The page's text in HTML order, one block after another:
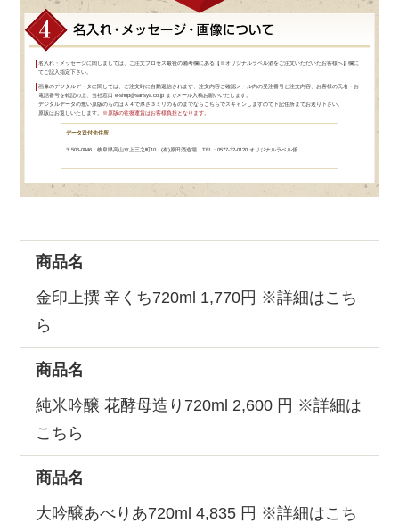
名入れ・メッセージに関しましては、ご注文プロセス最後の備考欄にある【※オリジナルラベル酒をご注文いただいたお客様へ】欄に
てご記入指定下さい。
画像のデジタルデータに関しては、ご注文時に自動返信されます、注文内容ご確認メール内の受注番号と注文内容、お客様の氏名・お
電話番号を転記の上、当社窓口 e-shop@sansya.co.jpまでメール入稿お願いいたします。
デジタルデータの無い原版のものはＡ４で厚さ３ミリのものまでならこちらでスキャンしますので下記住所までお送り下さい。
原版はお返しいたします。
※原版の往復運賃はお客様負担となります。
データ送付先住所
〒506-0846 岐阜県高山市上三之町10 (有)原田酒造場 TEL：0577-32-0120 オリジナルラベル係
商品名
金印上撰 辛くち720ml 1,770円 ※詳細はこち
ら
商品名
純米吟醸 花酵母造り720ml 2,600 円 ※詳細は
こちら
商品名
大吟醸あべりあ720ml 4,835 円 ※詳細はこち